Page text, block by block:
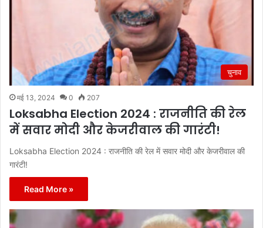
चुनाव
मई 13, 2024 0 207
Loksabha Election 2024 : राजनीति की रेल
में सवार मोदी और केजरीवाल की गारंटी!
Loksabha Election 2024 : राजनीति की रेल में सवार मोदी और केजरीवाल की
गारंटी!
Read More »